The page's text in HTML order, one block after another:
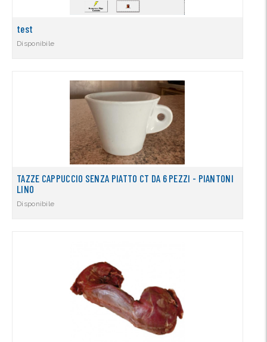
test
Disponibile
TAZZE CAPPUCCIO SENZA PIATTO CT DA 6 PEZZI - PIANTONI
LINO
Disponibile